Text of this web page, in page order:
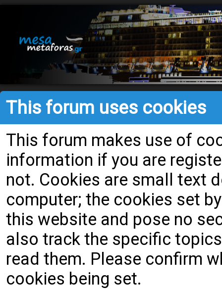
This forum uses cookies
This forum makes use of
information if you are
not. Cookies are small text
computer; the cookies set
this website and pose no
also track the specific
read them. Please confirm
cookies being set.